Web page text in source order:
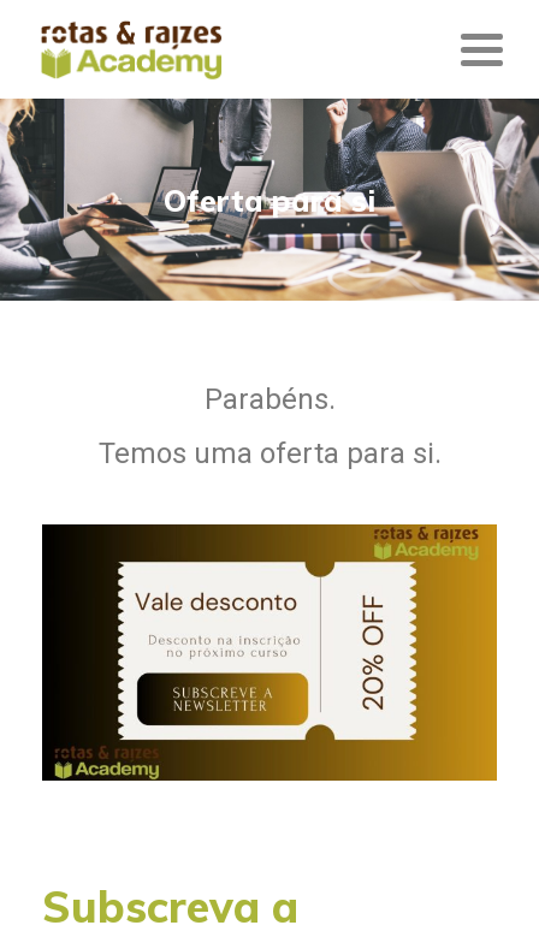
Oferta para si
Parabéns.
Temos uma oferta para si.
Subscreva a